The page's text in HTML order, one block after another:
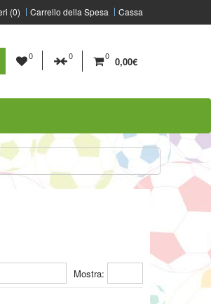
(0) Carrello della Spesa Cassa
0 0 0 0,00€
Mostra: